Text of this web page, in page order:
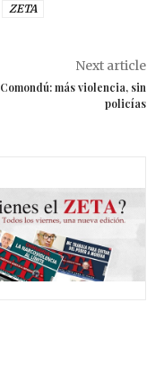
ZETA
Next article
Comondú: más violencia, sin
policías